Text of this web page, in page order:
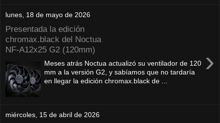
lunes, 18 de mayo de 2026
Presentada la edición
chromax.black del Noctua
NF‑A12x25 G2 (120mm)
›
Meses atrás Noctua actualizó su ventilador de 120
mm a la versión G2, y sabíamos que no tardaría
en llegar la edición chromax.black de ...
miércoles, 15 de abril de 2026